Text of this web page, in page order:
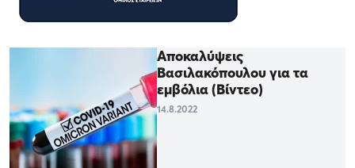
Αποκαλύψεις
Βασιλακόπουλου για τα
εμβόλια (Βίντεο)
14.8.2022